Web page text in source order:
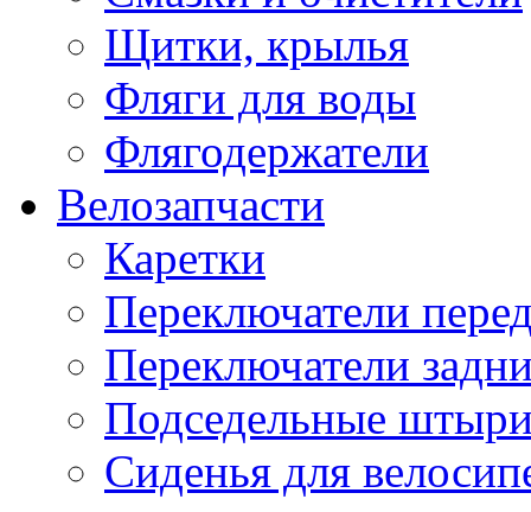
Щитки, крылья
Фляги для воды
Флягодержатели
Велозапчасти
Каретки
Переключатели
Переключатели
Подседельные
Сиденья для